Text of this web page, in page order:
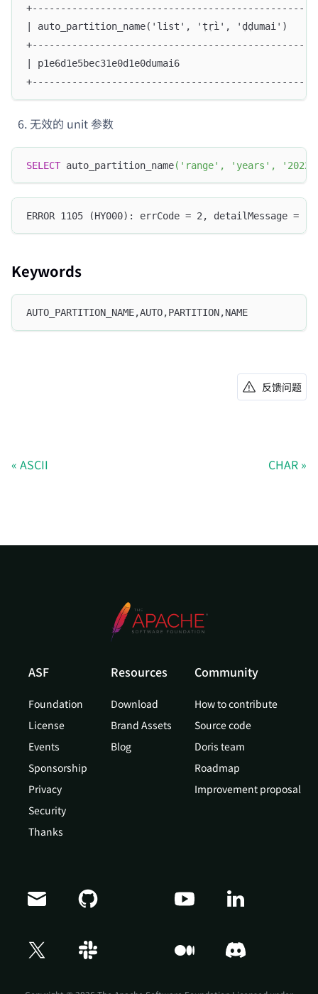
| auto_partition_name('list', 'ṭṛì', 'ḍḍumai')
| p1e6d1e5bec31e0d1e0dumai6
无效的 unit 参数
SELECT auto_partition_name( 'range' , 'years' ,
ERROR 1105 (HY000): errCode = 2, detailMessage =
Keywords
AUTO_PARTITION_NAME,AUTO,PARTITION,NAME
反馈问题
ASCII CHAR
ASF
Foundation
License
Events
Sponsorship
Privacy
Security
Thanks
Resources
Download
Brand Assets
Blog
Community
How to contribute
Source code
Doris team
Roadmap
Improvement proposal
Doris Summit 26